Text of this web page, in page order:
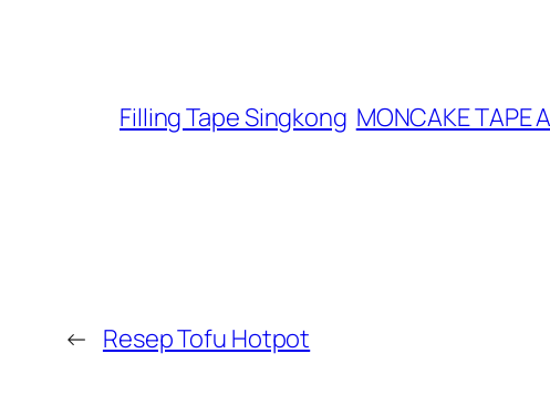
Filling Tape Singkong MONCAKE TAPE
← Resep Tofu Hotpot